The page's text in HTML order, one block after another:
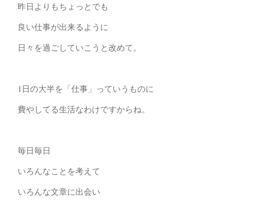
昨日よりもちょっとでも
良い仕事が出来るように
日々を過ごしていこうと改めて。
1日の大半を「仕事」っていうものに
費やしてる生活なわけですからね。
毎日毎日
いろんなことを考えて
いろんな文章に出会い